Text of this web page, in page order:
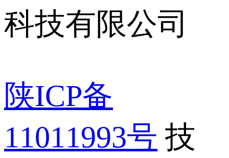
科技有限公司
陕ICP备
11011993号 技